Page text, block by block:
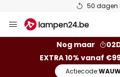
50 dagen
naar
Nog maar
EXTRA 10% vanaf
Actiecode: